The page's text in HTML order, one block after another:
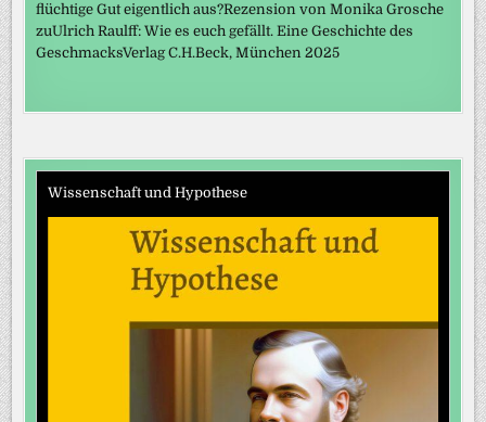
flüchtige Gut eigentlich aus?Rezension von Monika Grosche
zuUlrich Raulff: Wie es euch gefällt. Eine Geschichte des
GeschmacksVerlag C.H.Beck, München 2025
Wissenschaft und Hypothese